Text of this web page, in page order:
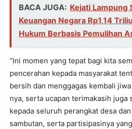
BACA JUGA: Kejati Lampung
Keuangan Negara Rp1,14
Hukum Berbasis Pemulihan
“Ini momen yang tepat bagi kita
pencerahan kepada masyarakat
bersih dan menggagas kembali
nya, serta ucapan terimakasih juga
kepada seluruh perangkat desa
sambutan, serta partisipasinya